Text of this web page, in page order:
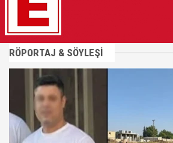
RÖPORTAJ & SÖYLEŞİ